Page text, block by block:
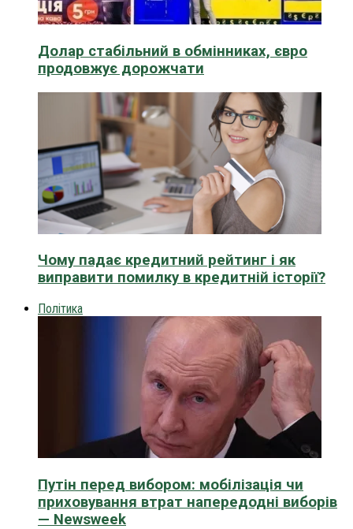
Долар стабільний в обмінниках, євро
продовжує дорожчати
Чому падає кредитний рейтинг і як
виправити помилку в кредитній історії?
Політика
Путін перед вибором: мобілізація чи
приховування втрат напередодні виборів
— Newsweek